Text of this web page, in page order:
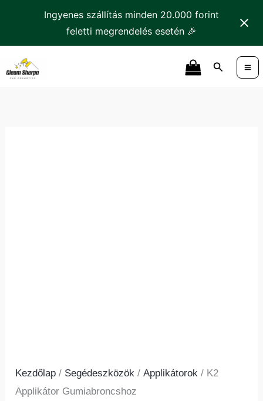
Ingyenes szállítás minden 20.000 forint
feletti megrendelés esetén 🎉
content
Search
Kezdőlap / Segédeszközök /Applikátorok / K2
Applikátor Gumiabroncshoz
Applikátor